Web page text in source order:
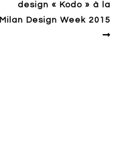
design « Kodo » à la
Milan Design Week 2015